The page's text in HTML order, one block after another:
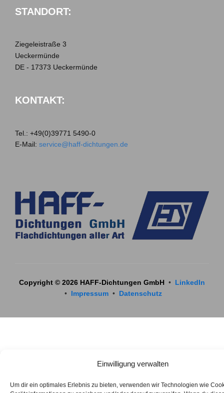
Einwilligung verwalten
Um dir ein optimales Erlebnis zu bieten, verwenden wir Technologien wie
STANDORT:
Ziegeleistraße 3
Ueckermünde
DE - 17373 Ueckermünde
KONTAKT:
Tel.: +49(0)39771 5490-0
E-Mail: service@haff-dichtungen.de
Copyright © 2026 HAFF-Dichtungen GmbH • LinkedIn
• Impressum• Datenschutz